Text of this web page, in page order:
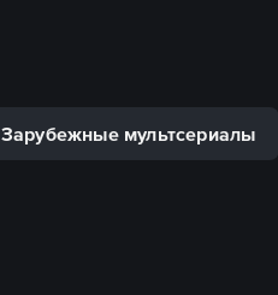
Зарубежные мультсериалы